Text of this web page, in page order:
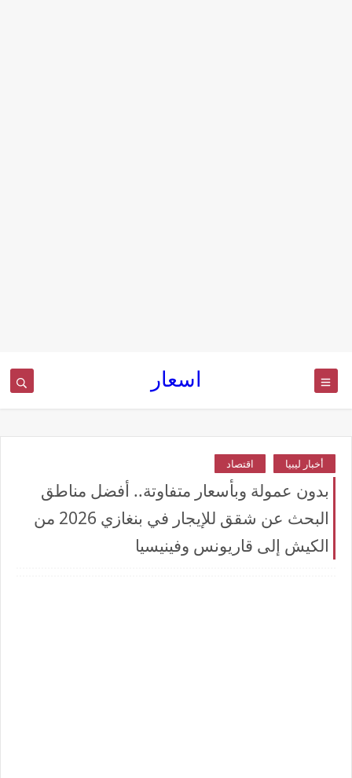
اسعار
أخبار ليبيا اقتصاد
بدون عمولة وبأسعار متفاوتة.. أفضل مناطق
البحث عن شقق للإيجار في بنغازي 2026 من
الكيش إلى قاريونس وفينيسيا